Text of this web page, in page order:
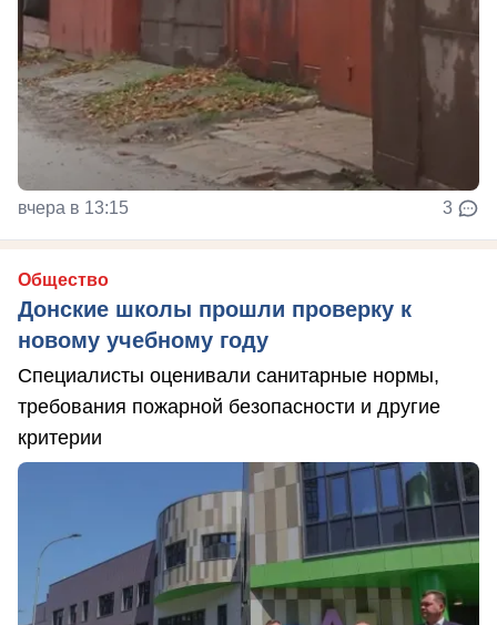
вчера в 13:15 3
Общество
Донские школы прошли проверку к
новому учебному году
Специалисты оценивали санитарные нормы,
требования пожарной безопасности и другие
критерии